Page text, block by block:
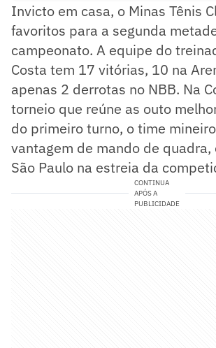
Invicto em casa, o Minas Tênis
favoritos para a segunda
campeonato. A equipe do
Costa tem 17 vitórias, 10 na
apenas 2 derrotas no NBB. Na
torneio que reúne as outo
do primeiro turno, o time
vantagem de mando de quadra,
São Paulo na estreia da
CONTINUA
APÓS A
PUBLICIDADE